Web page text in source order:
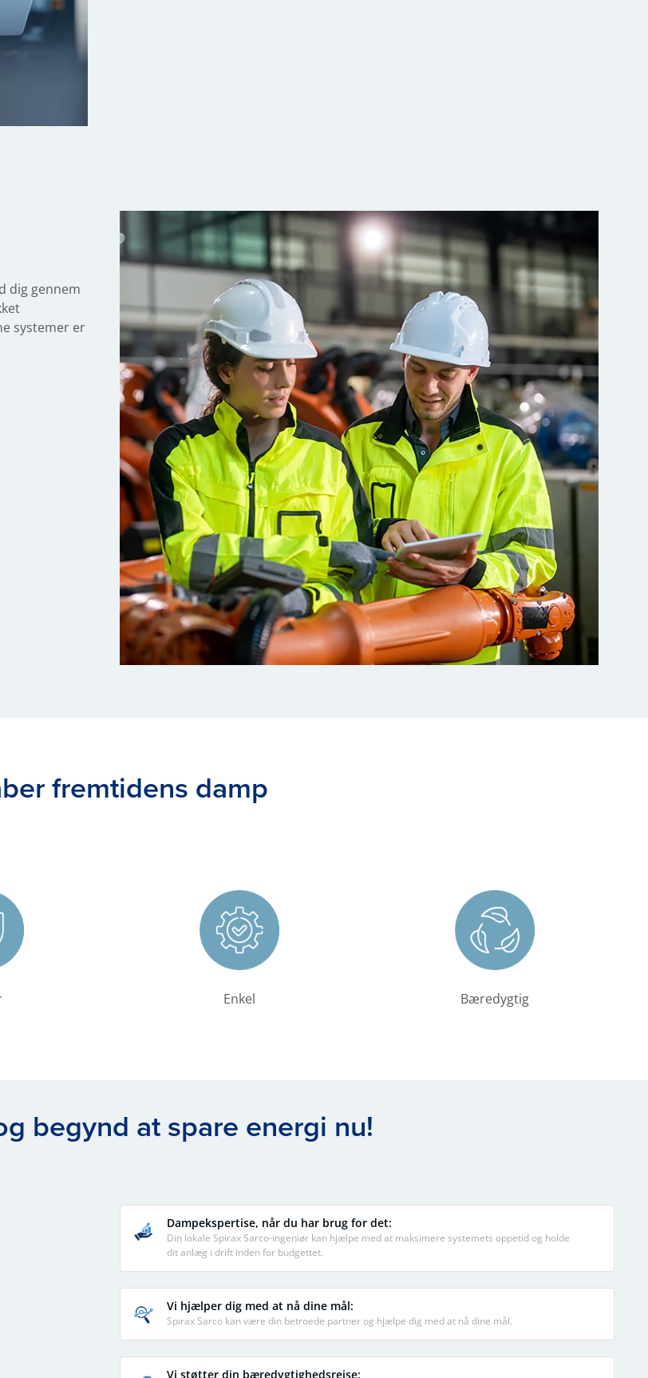
dig gennem
systemer er
fremtidens damp
Enkel Bæredygtig
begynd at spare energi nu!
Dampekspertise, når du har brug for det:
Din lokale Spirax Sarco-ingeniør kan hjælpe med at maksimere systemets oppetid og holde
dit anlæg i drift inden for budgettet.
Vi hjælper dig med at nå dine mål:
Spirax Sarco kan være din betroede partner og hjælpe dig med at nå dine mål.
Vi støtter din bæredygtighedsrejse: